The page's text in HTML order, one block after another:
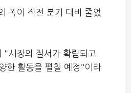
폭이 직전 분기 대비 줄었
"시장의 질서가 확립되고
한 활동을 펼칠 예정"이라